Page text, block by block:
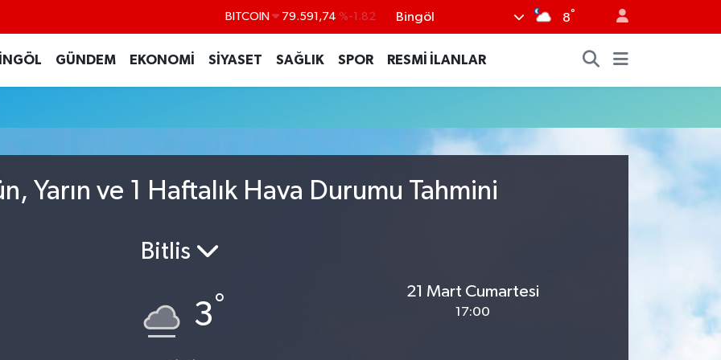
BITCOIN 79.591,74 %-1.82 Bingöl 8°
GÜNDEM EKONOMİ SİYASET SAĞLIK SPOR RESMİ İLANLAR
Yarın ve 1 Haftalık Hava Durumu Tahmini
Bitlis
3°
21 Mart Cumartesi
17:00